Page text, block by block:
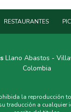
RESTAURANTES
Llano Abastos -
Colombia
la reproducción
traducción a cualquier